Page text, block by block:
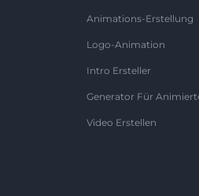
Animations-Erstellung
Logo-Animation
Intro Ersteller
Generator Für
Video Erstellen